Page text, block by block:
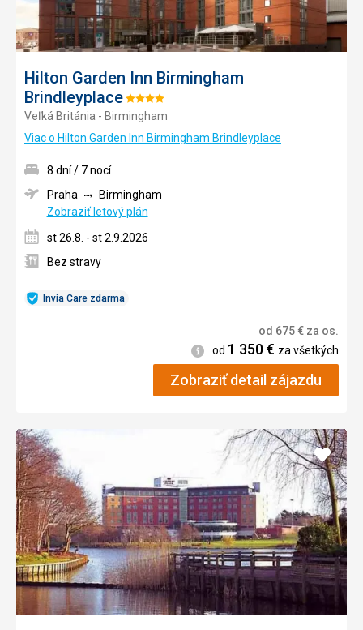
Hilton Garden Inn Birmingham
BrindleyplaceHodnotenie:
4/5
Veľká Británia - Birmingham
Viac o Hilton Garden Inn Birmingham Brindleyplace
Invia Care zdarma
8 dní / 7 nocí
Praha
Birmingham
Zobraziť letový plán
st 26.8. - st 2.9.2026
Bez stravy
od 675€ za os.
Informácie
od 1 350€ za všetkých
Zobraziť detail zájazdu
Pridať
do